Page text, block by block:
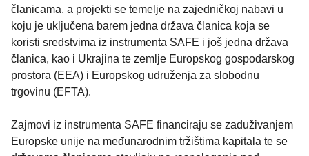
članicama, a projekti se temelje na zajedničkoj nabavi u
koju je uključena barem jedna država članica koja se
koristi sredstvima iz instrumenta SAFE i još jedna država
članica, kao i Ukrajina te zemlje Europskog gospodarskog
prostora (EEA) i Europskog udruženja za slobodnu
trgovinu (EFTA).
Zajmovi iz instrumenta SAFE financiraju se zaduživanjem
Europske unije na međunarodnim tržištima kapitala te se